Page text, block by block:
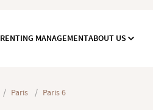
RENTING MANAGEMENTABOUT US
/ Paris / Paris 6